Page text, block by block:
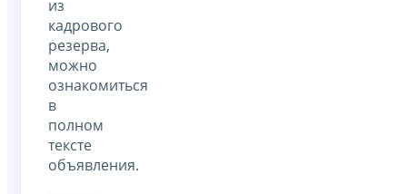
из
кадрового
резерва,
можно
ознакомиться
в
полном
тексте
объявления.